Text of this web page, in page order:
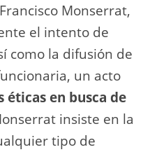
Monserrat,
el intento de
como la difusión de
un acto
éticas en busca de
insiste en la
tipo de